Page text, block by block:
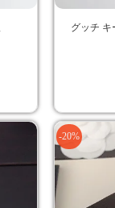
グッチ キ
-20%